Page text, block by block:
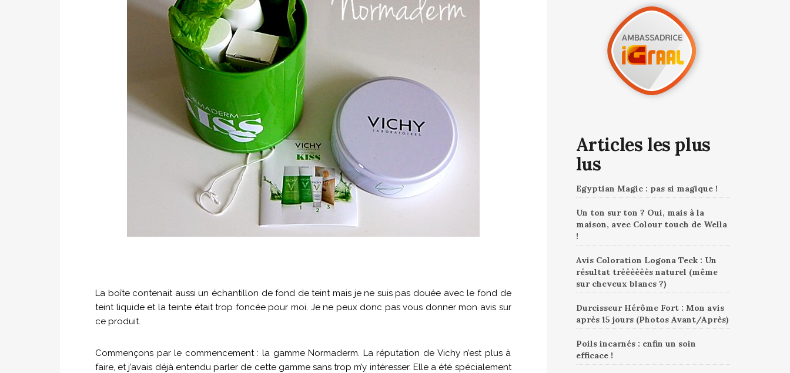
La boîte contenait aussi un échantillon de fond de teint mais je ne suis pas douée avec le fond de
teint liquide et la teinte était trop foncée pour moi. Je ne peux donc pas vous donner mon avis sur
ce produit.
Commençons par le commencement : la gamme Normaderm. La réputation de Vichy n’est plus à
faire, et j’avais déjà entendu parler de cette gamme sans trop m’y intéresser. Elle a été spécialement
Articles les plus
lus
Egyptian Magic : pas si magique !
Un ton sur ton ? Oui, mais à la
maison, avec Colour touch de Wella
!
Avis Coloration Logona Teck : Un
résultat trèèèèèès naturel (même
sur cheveux blancs ?)
Durcisseur Hérôme Fort : Mon avis
après 15 jours (Photos Avant/Après)
Poils incarnés : enfin un soin
efficace !